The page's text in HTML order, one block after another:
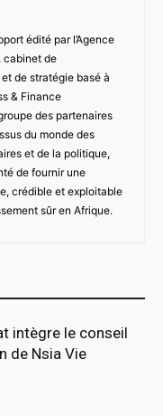
édité par l’Agence
cabinet de
de stratégie basé à
& Finance
des partenaires
du monde des
et de la politique,
de fournir une
crédible et exploitable
sûr en Afrique.
intègre le conseil
de Nsia Vie